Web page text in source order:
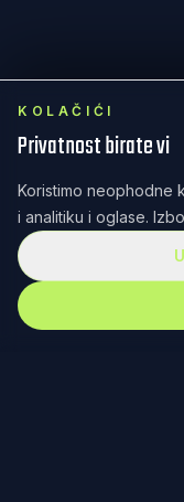
KOLAČIĆI
Privatnost birate vi
Koristimo neophodne
i analitiku i oglase.